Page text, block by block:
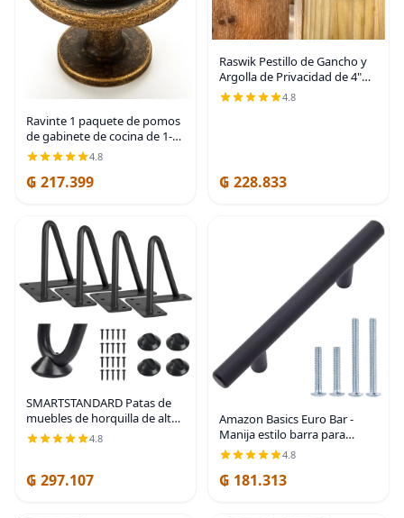
Ravinte 1 paquete de pomos
de gabinete de cocina de 1-
1/4 pulgadas, tiradores de
zinc de latón antiguo,
manijas de puerta para
4.8
₲ 217.399
Raswik Pestillo de Gancho y
Argolla de Privacidad de 4"
para Portón, Cierre Fácil para
Puerta de Granero, Negro
4.8
₲ 228.833
SMARTSTANDARD Patas de
muebles de horquilla de alta
resistencia de 4 pulgadas,
proyectos de bricolaje de
soporte de TV,
4.8
₲ 297.107
Amazon Basics Euro Bar -
Manija estilo barra para
gabinete (1/2 pulgada de
diámetro), 5.38 pulgadas de
longitud (centro de agujero
4.8
₲ 181.313